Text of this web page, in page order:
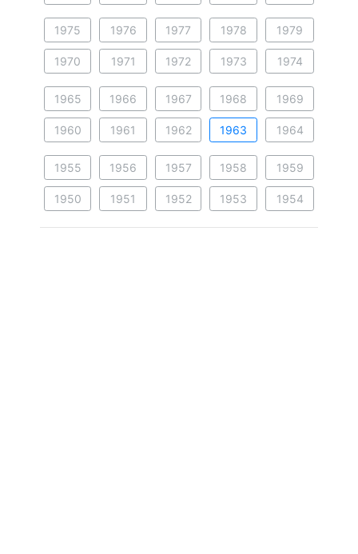
1975 1976 1977 1978 1979
1970 1971 1972 1973 1974
1965 1966 1967 1968 1969
1960 1961 1962 1963 1964
1955 1956 1957 1958 1959
1950 1951 1952 1953 1954